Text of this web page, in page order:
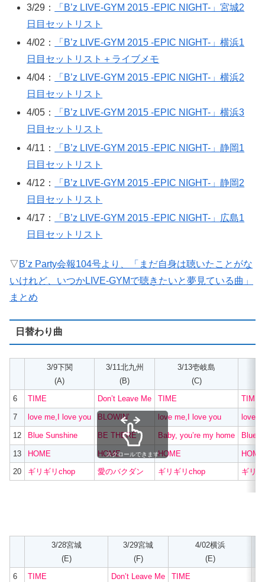
3/29：
「B’z LIVE-GYM 2015 -EPIC NIGHT-」宮城2
日目セットリスト
4/02：
「B’z LIVE-GYM 2015 -EPIC NIGHT-」横浜1
日目セットリスト＋ライブメモ
4/04：
「B’z LIVE-GYM 2015 -EPIC NIGHT-」横浜2
日目セットリスト
4/05：
「B’z LIVE-GYM 2015 -EPIC NIGHT-」横浜3
日目セットリスト
4/11：
「B’z LIVE-GYM 2015 -EPIC NIGHT-」静岡1
日目セットリスト
4/12：
「B’z LIVE-GYM 2015 -EPIC NIGHT-」静岡2
日目セットリスト
4/17：
「B’z LIVE-GYM 2015 -EPIC NIGHT-」広島1
日目セットリスト
▽B’z Party会報104号より、「まだ自身は聴いたことがな
いけれど、いつかLIVE-GYMで聴きたいと夢見ている曲」
まとめ
日替わり曲
3/9下関
(A)
3/11北九州
(B)
3/13壱岐島
(C)
6 TIME Don’t Leave Me TIME TIME
7 love me,I love you BLOWIN’ love me,I love you love
12 Blue Sunshine BE THERE Baby, you’re my home Blue
13 HOME HOME HOME
HOME
20
ギリギリchop 愛のバクダン ギリギリchop ギリ
スクロールできます
3/28宮城
(E)
3/29宮城
(F)
4/02横浜
(E)
6
TIME Don’t Leave Me TIME